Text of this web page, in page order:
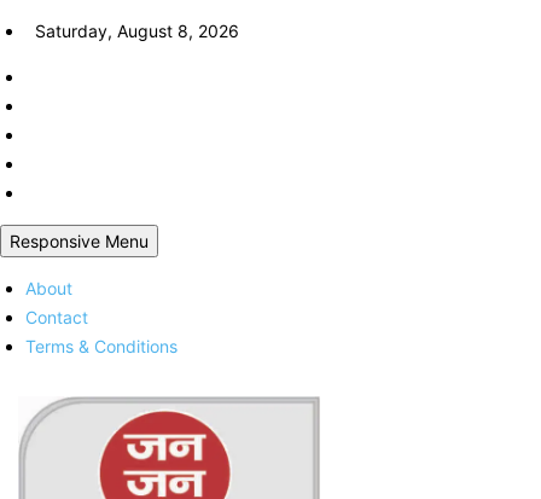
Skip
content
Saturday, August 8, 2026
Responsive Menu
About
Contact
Terms & Conditions